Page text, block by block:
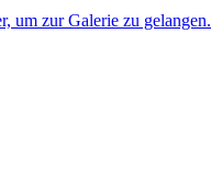
um zur Galerie zu gelangen.